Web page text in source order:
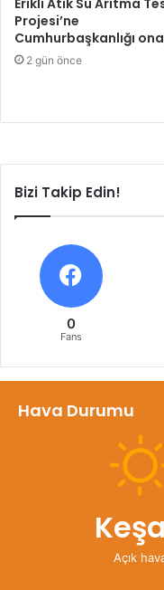
Projesi’ne
Cumhurbaşkanlığı
2 gün önce
Bizi Takip Edin!
0
Fans
Hava Durumu
Açık